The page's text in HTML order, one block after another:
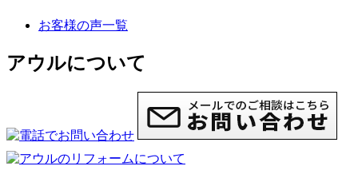
お客様の声一覧
アウルについて